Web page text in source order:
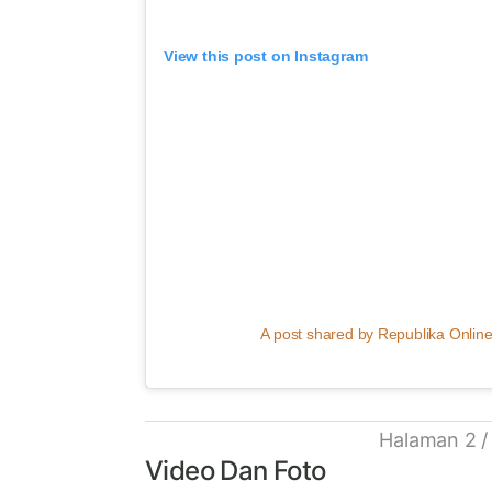
View this post on Instagram
A post shared by Republika
Halaman 2
Video Dan Foto